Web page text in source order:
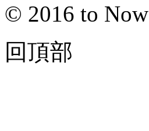
© 2016 to Now
回頂部